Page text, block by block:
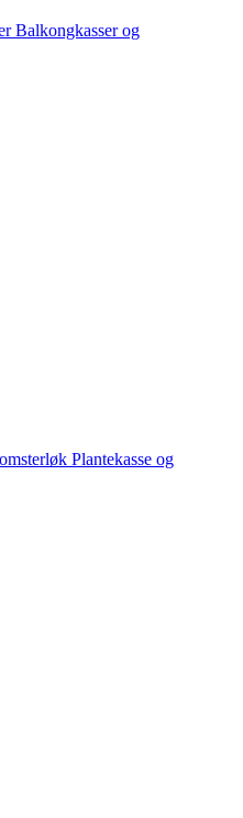
Balkongkasser og
Plantekasse og